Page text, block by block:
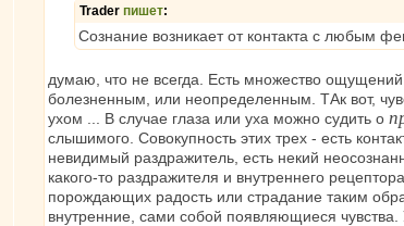
Trader пишет:
Сознание возникает от контакта с
думаю, что не всегда. Есть множество
болезненным, или неопределенным. ТАк вот,
ухом ... В случае глаза или уха можно судить о
слышимого. Совокупность этих трех - есть
невидимый раздражитель, есть некий
какого-то раздражителя и внутреннего
порождающих радость или страдание таким
внутренние, сами собой появляющиеся